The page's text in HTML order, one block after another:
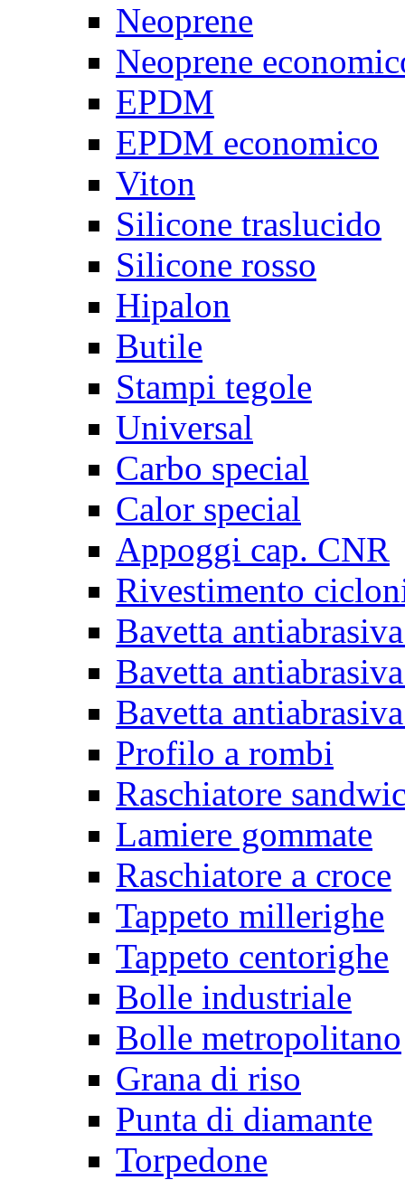
Neoprene
Neoprene
EPDM
EPDM economico
Viton
Silicone traslucido
Silicone rosso
Hipalon
Butile
Stampi tegole
Universal
Carbo special
Calor special
Appoggi cap. CNR
Rivestimento
Bavetta
Bavetta
Bavetta
Profilo a rombi
Raschiatore
Lamiere gommate
Raschiatore a croce
Tappeto millerighe
Tappeto centorighe
Bolle industriale
Bolle metropolitano
Grana di riso
Punta di diamante
Torpedone